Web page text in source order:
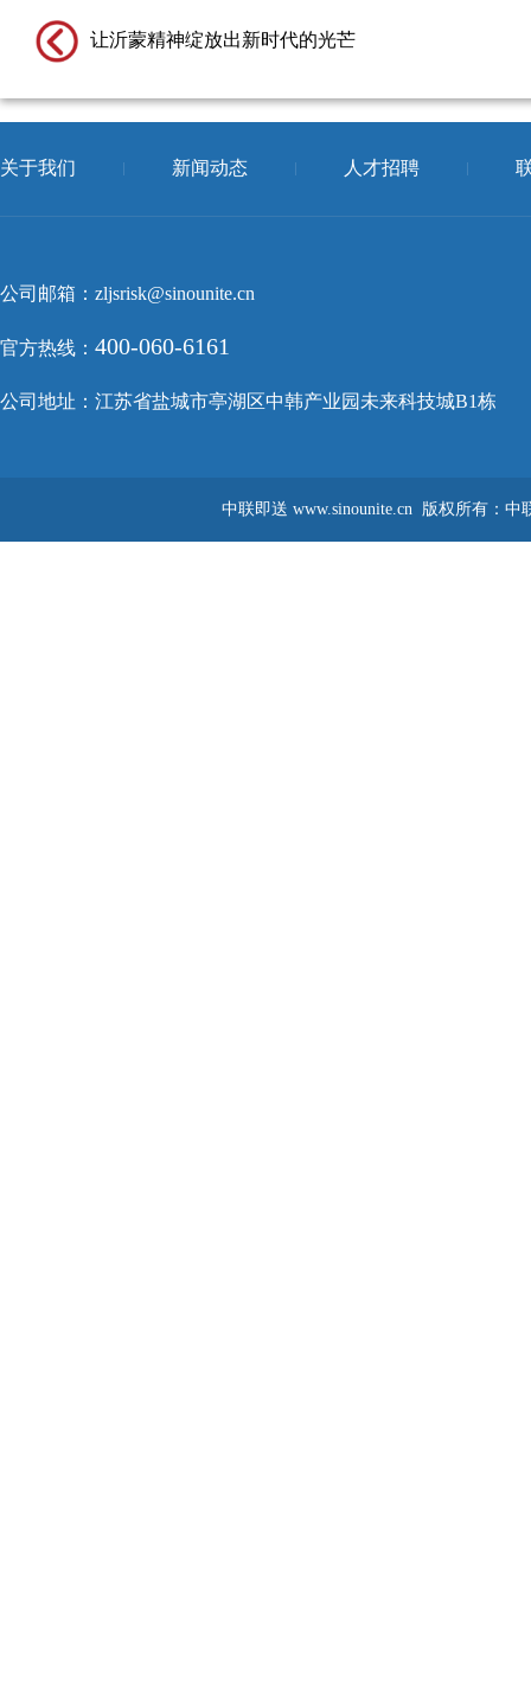
让沂蒙精神绽放出新时代的光芒
关于我们 新闻动态 人才招聘
公司邮箱：zljsrisk@sinounite.cn
官方热线： 400-060-6161
公司地址：江苏省盐城市亭湖区中韩产业园未来科技城B1栋
中联即送 www.sinounite.cn 版权所有：中